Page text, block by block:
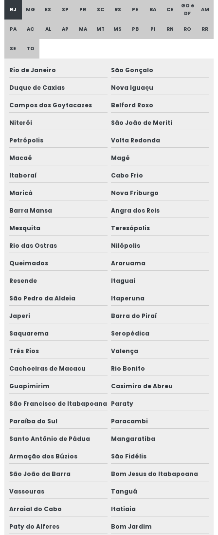
Isolamento acústico industrial
Isolamento acústico industrial no rj
Isolamento acústico para funilaria industrial
Isolamento acústico para indústrias
Isolamento acústico para navios
Isolamento acústico para onshore
Isolamento acústico para refinarias
Isolamento aerogel
Isolamento aerogel térmico
Isolamento câmara fria
Isolamento de caldeira
Isolamento de descargas
Isolamento de duto
Isolamento de dutos de ar condicionado
Isolamento de tanques
Isolamento de turbinas
Isolamento fibra cerâmica
Isolamento industrial
Isolamento lã de rocha
Isolamento lã de rocha preço m2
Isolamento lã de rocha valor
Isolamento para tanques de água
Isolamento para térmico para tubulação de ar
condicionado
RJ MG ES SP PR SC RS PE BA CE
GO e
DF
AM
PA AC AL AP MA MT MS PB PI RN RO RR
SE TO
Rio de Janeiro São Gonçalo
Duque de Caxias Nova Iguaçu
Campos dos Goytacazes Belford Roxo
Niterói São João de Meriti
Petrópolis Volta Redonda
Macaé Magé
Itaboraí Cabo Frio
Maricá Nova Friburgo
Barra Mansa Angra dos Reis
Mesquita Teresópolis
Rio das Ostras Nilópolis
Queimados Araruama
Resende Itaguaí
São Pedro da Aldeia Itaperuna
Japeri Barra do Piraí
Saquarema Seropédica
Três Rios Valença
Cachoeiras de Macacu Rio Bonito
Guapimirim Casimiro de Abreu
São Francisco de Itabapoana Paraty
Paraíba do Sul Paracambi
Santo Antônio de Pádua Mangaratiba
Armação dos Búzios São Fidélis
São João da Barra Bom Jesus do Itabapoana
Vassouras Tanguá
Arraial do Cabo Itatiaia
Paty do Alferes Bom Jardim